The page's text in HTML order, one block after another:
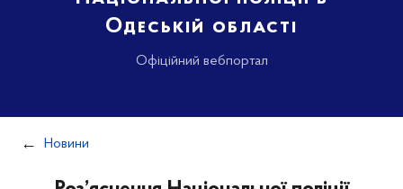
Одеській області
Офіційний вебпортал
Новини